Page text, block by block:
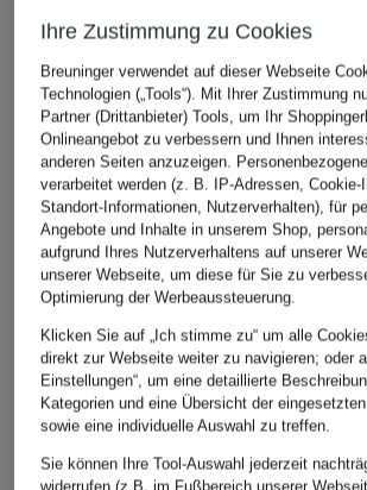
Ihre Zustimmung zu Cookies
Breuninger verwendet auf dieser Webseite
Technologien („Tools“). Mit Ihrer Zustimmung
Partner (Drittanbieter) Tools, um Ihr
Onlineangebot zu verbessern und Ihnen
anderen Seiten anzuzeigen.
verarbeitet werden (z. B. IP-Adressen, Cookie-
Standort-Informationen, Nutzerverhalten), für
Angebote und Inhalte in unserem Shop,
aufgrund Ihres Nutzerverhaltens auf unserer
unserer Webseite, um diese für Sie zu
Optimierung der Werbeaussteuerung.
Klicken Sie auf „Ich stimme zu“ um alle
direkt zur Webseite weiter zu navigieren; oder
Einstellungen“, um eine detaillierte
Kategorien und eine Übersicht der
sowie eine individuelle Auswahl zu treffen.
Sie können Ihre Tool-Auswahl jederzeit
widerrufen (z.B. im Fußbereich unserer